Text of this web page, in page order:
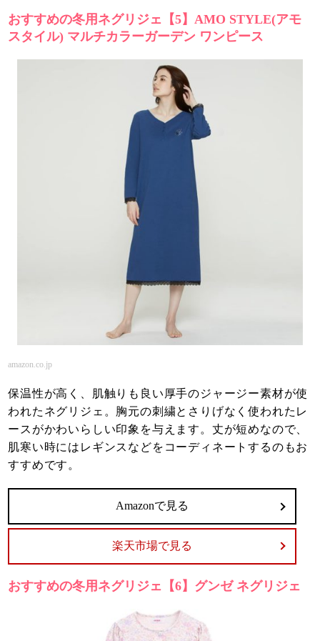
おすすめの冬用ネグリジェ【5】AMO STYLE(アモ
スタイル) マルチカラーガーデン ワンピース
amazon.co.jp
保温性が高く、肌触りも良い厚手のジャージー素材が使
われたネグリジェ。胸元の刺繍とさりげなく使われたレ
ースがかわいらしい印象を与えます。丈が短めなので、
肌寒い時にはレギンスなどをコーディネートするのもお
すすめです。
Amazonで見る
楽天市場で見る
おすすめの冬用ネグリジェ【6】グンゼ ネグリジェ